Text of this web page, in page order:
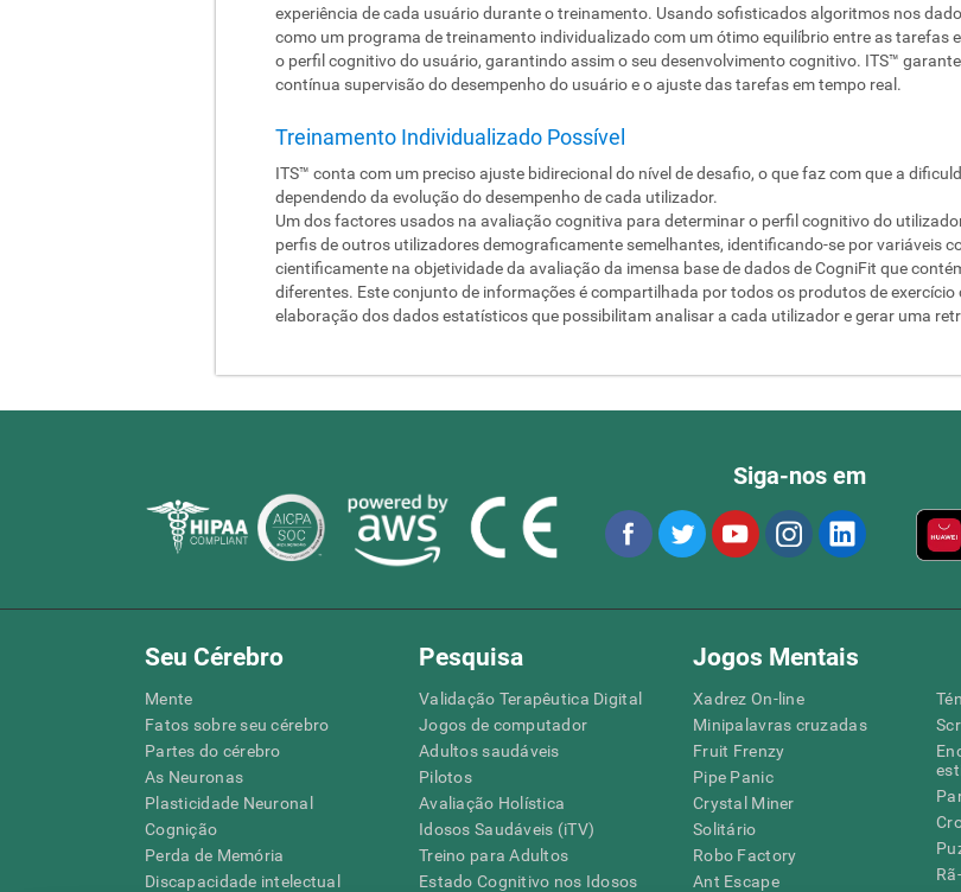
experiência de cada usuário durante o treinamento. Usando sofisticados algoritmos nos
como um programa de treinamento individualizado com um ótimo equilíbrio entre as tarefas
o perfil cognitivo do usuário, garantindo assim o seu desenvolvimento cognitivo. ITS™
contínua supervisão do desempenho do usuário e o ajuste das tarefas em tempo real.
Treinamento Individualizado Possível
ITS™ conta com um preciso ajuste bidirecional do nível de desafio, o que faz com que a
dependendo da evolução do desempenho de cada utilizador.
Um dos factores usados na avaliação cognitiva para determinar o perfil cognitivo do
perfis de outros utilizadores demograficamente semelhantes, identificando-se por variáveis
cientificamente na objetividade da avaliação da imensa base de dados de CogniFit que
diferentes. Este conjunto de informações é compartilhada por todos os produtos de
elaboração dos dados estatísticos que possibilitam analisar a cada utilizador e gerar uma
Siga-nos em
Seu Cérebro
Mente
Fatos sobre seu cérebro
Partes do cérebro
As Neuronas
Plasticidade Neuronal
Cognição
Perda de Memória
Discapacidade intelectual
Pesquisa
Validação Terapêutica Digital
Jogos de computador
Adultos saudáveis
Pilotos
Avaliação Holística
Idosos Saudáveis (iTV)
Treino para Adultos
Estado Cognitivo nos Idosos
Jogos Mentais
Xadrez On-line
Minipalavras cruzadas
Fruit Frenzy
Pipe Panic
Crystal Miner
Solitário
Robo Factory
Ant Escape